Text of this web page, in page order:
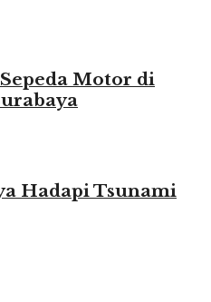
Motor di
Hadapi Tsunami